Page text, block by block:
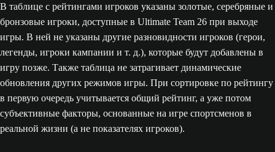
В таблице с рейтингами игроков указаны золотые, серебряные и
бронзовые игроки, доступные в Ultimate Team 26 при выходе
игры. В ней не указаны другие разновидности игроков (герои,
легенды, игроки кампании и т. д.), которые будут добавлены в
игру позже. Также таблица не затрагивает динамические
обновления других режимов игры. При сортировке по рейтингу
в первую очередь учитывается общий рейтинг, а уже потом
субъективные факторы, основанные на игре спортсменов в
реальной жизни (а не показателях игроков).